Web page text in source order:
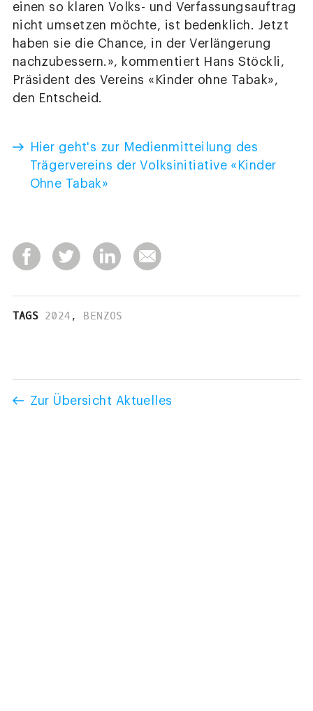
einen so klaren Volks- und Verfassungsauftrag
nicht umsetzen möchte, ist bedenklich. Jetzt
haben sie die Chance, in der Verlängerung
nachzubessern.», kommentiert Hans Stöckli,
Präsident des Vereins «Kinder ohne Tabak»,
den Entscheid.
Hier geht's zur Medienmitteilung des
Trägervereins der Volksinitiative «Kinder
Ohne Tabak»
TAGS 2024, BENZOS
Zur Übersicht Aktuelles